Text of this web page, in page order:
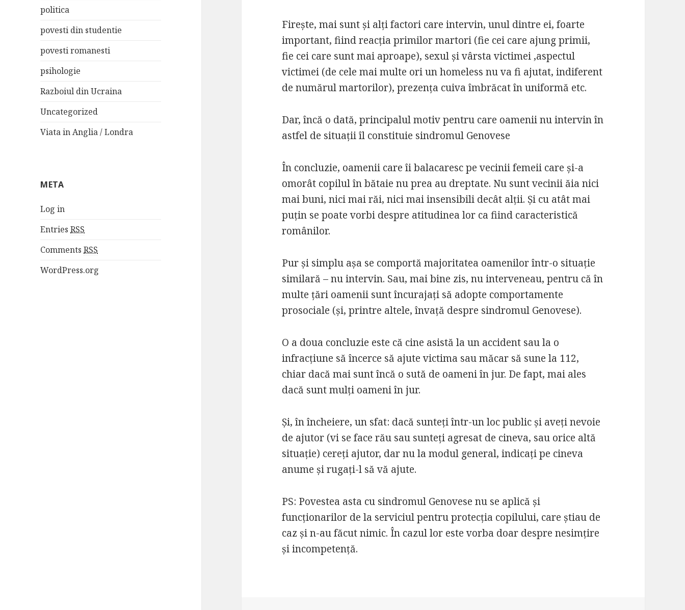
politica
povesti din studentie
povesti romanesti
psihologie
Razboiul din Ucraina
Uncategorized
Viata in Anglia / Londra
META
Log in
EntriesRSS
CommentsRSS
WordPress.org
Firește, mai sunt și alți factori care intervin, unul dintre ei, foarte
important, fiind reacția primilor martori (fie cei care ajung primii,
fie cei care sunt mai aproape), sexul și vârsta victimei ,aspectul
victimei (de cele mai multe ori un homeless nu va fi ajutat, indiferent
de numărul martorilor), prezența cuiva îmbrăcat în uniformă etc.
Dar, încă o dată, principalul motiv pentru care oamenii nu intervin în
astfel de situații îl constituie sindromul Genovese
În concluzie, oamenii care îi balacaresc pe vecinii femeii care și-a
omorât copilul în bătaie nu prea au dreptate. Nu sunt vecinii ăia nici
mai buni, nici mai răi, nici mai insensibili decât alții. Și cu atât mai
puțin se poate vorbi despre atitudinea lor ca fiind caracteristică
românilor.
Pur și simplu așa se comportă majoritatea oamenilor într-o situație
similară – nu intervin. Sau, mai bine zis, nu interveneau, pentru că în
multe țări oamenii sunt încurajați să adopte comportamente
prosociale (și, printre altele, învață despre sindromul Genovese).
O a doua concluzie este că cine asistă la un accident sau la o
infracțiune să încerce să ajute victima sau măcar să sune la 112,
chiar dacă mai sunt încă o sută de oameni în jur. De fapt, mai ales
dacă sunt mulți oameni în jur.
Și, în încheiere, un sfat: dacă sunteți într-un loc public și aveți nevoie
de ajutor (vi se face rău sau sunteți agresat de cineva, sau orice altă
situație) cereți ajutor, dar nu la modul general, indicați pe cineva
anume și rugați-l să vă ajute.
PS: Povestea asta cu sindromul Genovese nu se aplică și
funcționarilor de la serviciul pentru protecția copilului, care știau de
caz și n-au făcut nimic. În cazul lor este vorba doar despre nesimțire
și incompetență.